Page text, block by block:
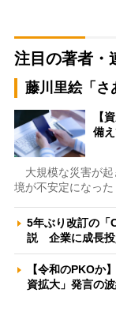
注目の著者・
藤川里絵「さ
【
備
大規模な災害が起
境が不安定になっ
5年ぶり改訂の「
説 企業に成長
【令和のPKOか
資拡大」発言の